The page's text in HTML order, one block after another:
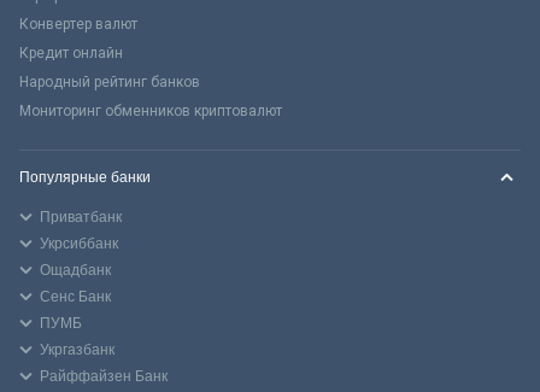
Конвертер валют
Кредит онлайн
Народный рейтинг банков
Мониторинг обменников криптовалют
Популярные банки
Приватбанк
Укрсиббанк
Ощадбанк
Сенс Банк
ПУМБ
Укргазбанк
Райффайзен Банк